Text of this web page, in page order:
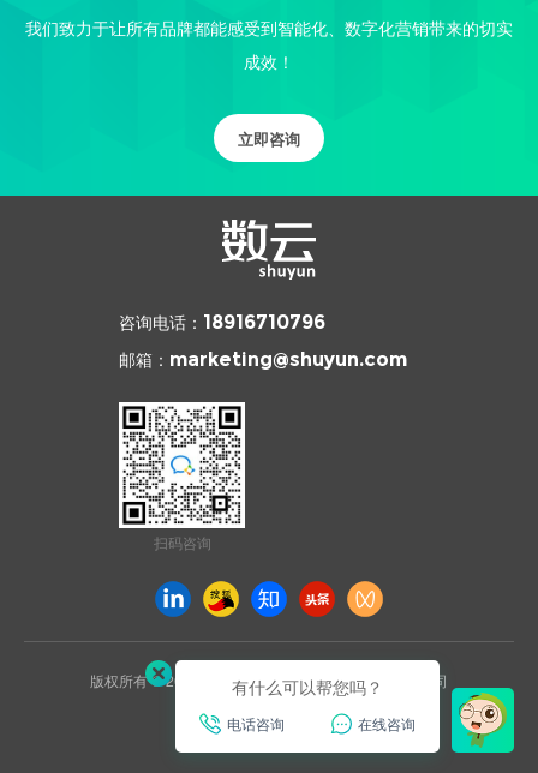
我们致力于让所有品牌都能感受到智能化、数字化营销带来的切实
成效！
立即咨询
咨询电话： 18916710796
邮箱： marketing@shuyun.com
扫码咨询
版权所有 © 2026 杭州数云信息技术有限公司上海分公司
沪ICP备2021031892号
已通过ISO27001安全认证
有什么可以帮您吗？
电话咨询 在线咨询